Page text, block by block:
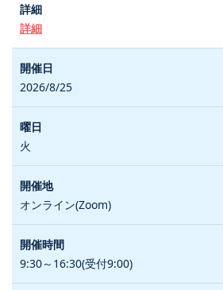
詳細
2026/8/25
火
オンライン(Zoom)
9:30～16:30(受付9:00)